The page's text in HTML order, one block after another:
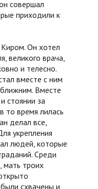
совершал
приходили к
Он хотел
великого врача,
и телесно.
вместе с ним
Вместе
стоянии за
то время лилась
делал все,
укрепления
людей, которые
Среди
мать троих
схвачены и